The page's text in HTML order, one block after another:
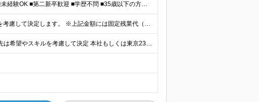
≪経験やスキルは一切不要！≫ ■業界・職種未経験OK ■第二新卒歓迎 ■学歴不問 ■35歳以下の方（※若年層の長期キャリア形成を図るため） ＼こんな方は、Nexilにぴったりです／ □「やりたいこと
■月給27万円～70万円 ※経験・スキルなどを考慮して決定します。 ※上記金額には固定残業代（月15時間相当分／26,300円～73,500円）を含みます。 超過分は別途支給します。 ★最大200万
★引っ越しを伴う転勤なし ★プロジェクト先は希望やスキルを考慮して決定 本社もしくは東京23区を中心とした 神奈川・千葉・埼玉の各プロジェクト先の勤務となります。 【東京本社】 東京都渋谷区渋谷2